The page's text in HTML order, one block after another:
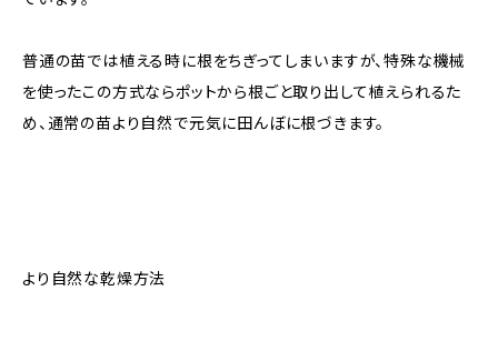
普通の苗では植える時に根をちぎってしまいますが、特殊な機械
を使ったこの方式ならポットから根ごと取り出して植えられるた
め、通常の苗より自然で元気に田んぼに根づきます。
より自然な乾燥方法